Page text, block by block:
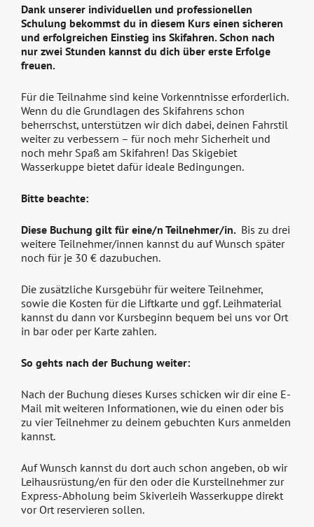
Dank unserer individuellen und professionellen
Schulung bekommst du in diesem Kurs einen sicheren
und erfolgreichen Einstieg ins Skifahren. Schon nach
nur zwei Stunden kannst du dich über erste Erfolge
freuen.
Für die Teilnahme sind keine Vorkenntnisse erforderlich.
Wenn du die Grundlagen des Skifahrens schon
beherrschst, unterstützen wir dich dabei, deinen Fahrstil
weiter zu verbessern – für noch mehr Sicherheit und
noch mehr Spaß am Skifahren! Das Skigebiet
Wasserkuppe bietet dafür ideale Bedingungen.
Bitte beachte:
Diese Buchung gilt für eine/n Teilnehmer/in. Bis zu drei
weitere Teilnehmer/innen kannst du auf Wunsch später
noch für je 30 € dazubuchen.
Die zusätzliche Kursgebühr für weitere Teilnehmer,
sowie die Kosten für die Liftkarte und ggf. Leihmaterial
kannst du dann vor Kursbeginn bequem bei uns vor Ort
in bar oder per Karte zahlen.
So gehts nach der Buchung weiter:
Nach der Buchung dieses Kurses schicken wir dir eine E-
Mail mit weiteren Informationen, wie du einen oder bis
zu vier Teilnehmer zu deinem gebuchten Kurs anmelden
kannst.
Auf Wunsch kannst du dort auch schon angeben, ob wir
Leihausrüstung/en für den oder die Kursteilnehmer zur
Express-Abholung beim Skiverleih Wasserkuppe direkt
vor Ort reservieren sollen.